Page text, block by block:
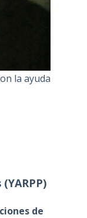
la ayuda
de